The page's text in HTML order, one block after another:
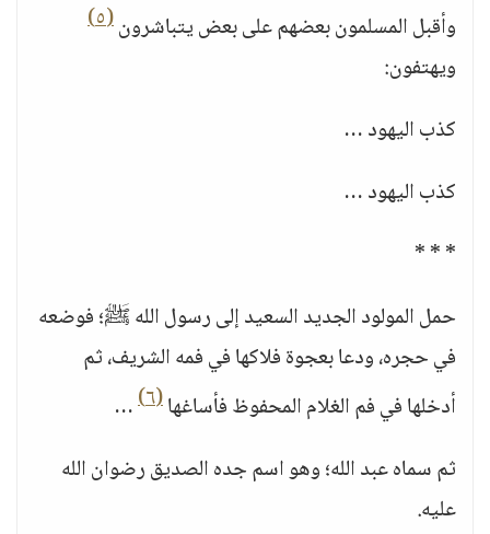
وأقبل المسلمون بعضهم على بعض يتباشرون(٥)
ويهتفون:
كذب اليهود …
كذب اليهود …
* * *
حمل المولود الجديد السعيد إلى رسول الله ﷺ؛ فوضعه
في حجره، ودعا بعجوة فلاكها في فمه الشريف، ثم
أدخلها في فم الغلام المحفوظ فأساغها(٦)
…
ثم سماه عبد الله؛ وهو اسم جده الصديق رضوان الله
عليه.